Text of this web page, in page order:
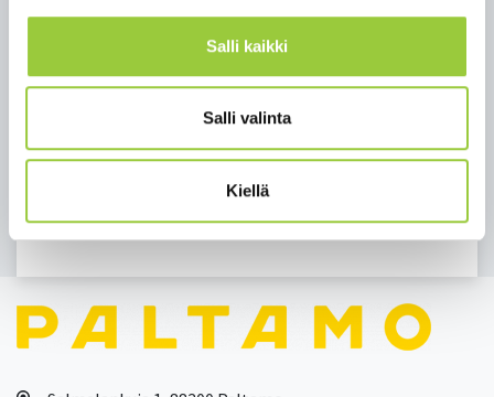
Salli kaikki
Salli valinta
Kiellä
Jenna Härkönen
p. 040 623 7272 tai jenna.harkonen@paltamo.fi